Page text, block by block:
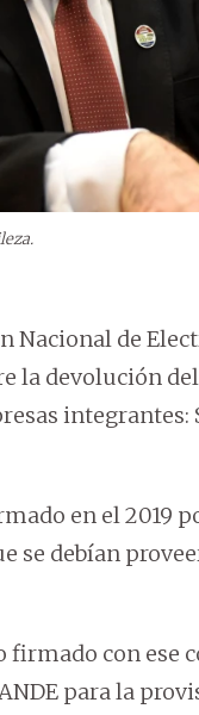
de
la devolución
en el 2019
se debían
con ese
para la